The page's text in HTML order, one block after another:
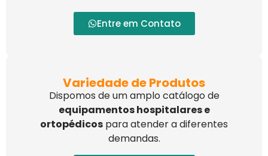
Entre em Contato
Variedade de Produtos
Dispomos de um amplo catálogo de
equipamentos hospitalares e
ortopédicos para atender a diferentes
demandas.